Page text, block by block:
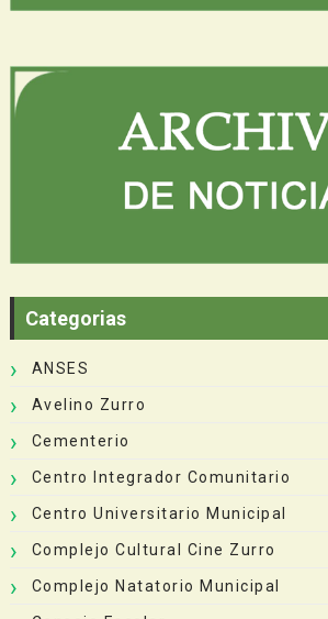
Categorias
ANSES
Avelino Zurro
Cementerio
Centro Integrador Comunitario
Centro Universitario Municipal
Complejo Cultural Cine Zurro
Complejo Natatorio Municipal